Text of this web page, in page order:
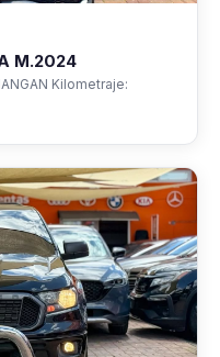
M.2024
Kilometraje: